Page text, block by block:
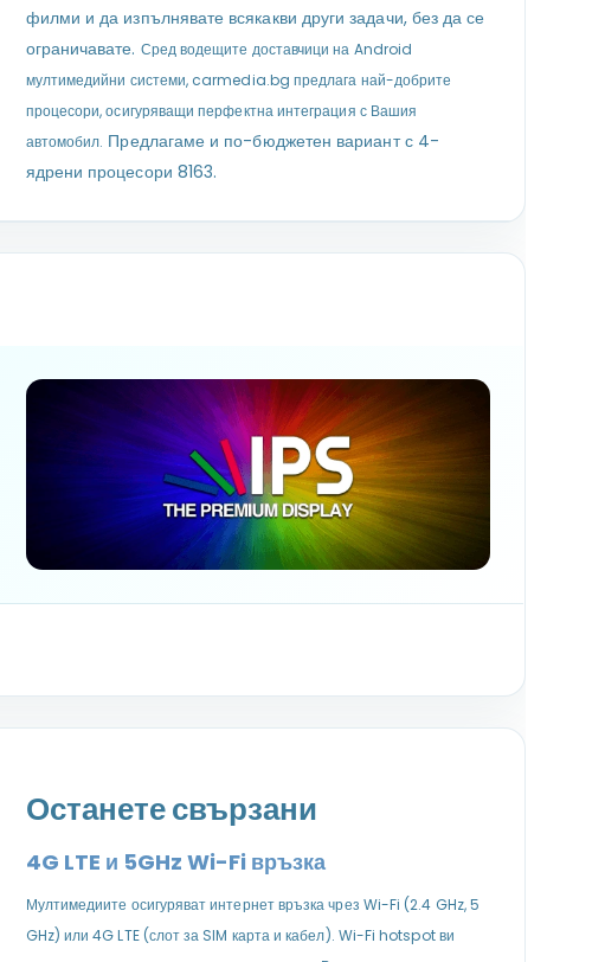
филми и да изпълнявате всякакви други задачи, без да се
ограничавате. Сред водещите доставчици на Android
мултимедийни системи, carmedia.bg предлага най-добрите
процесори, осигуряващи перфектна интеграция с Вашия
автомобил. Предлагаме и по-бюджетен вариант с 4-
ядрени процесори 8163.
Останете свързани
4G LTE и 5GHz Wi-Fi връзка
Мултимедиите осигуряват интернет връзка чрез Wi-Fi (2.4 GHz, 5
GHz) или 4G LTE (слот за SIM карта и кабел). Wi-Fi hotspot ви